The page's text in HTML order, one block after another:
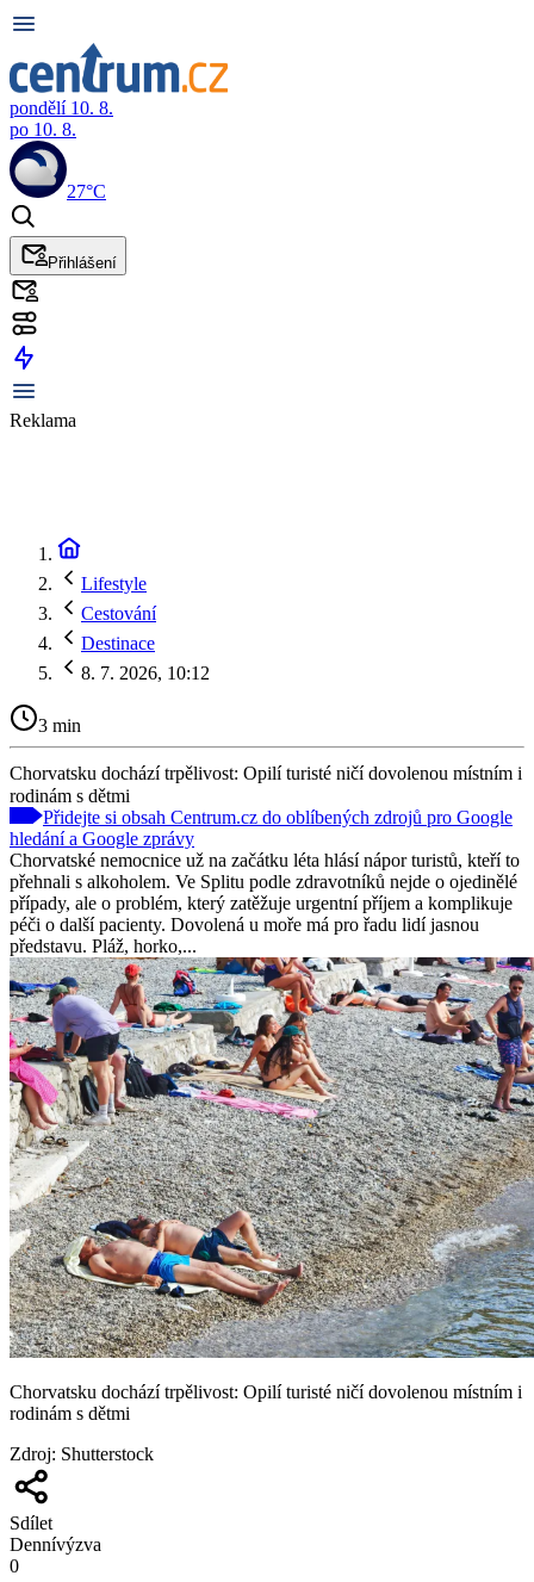
pondělí 10. 8.
po 10. 8.
27°C
Přihlášení
Reklama
Lifestyle
Cestování
Destinace
8. 7. 2026, 10:12
3 min
Chorvatsku dochází trpělivost: Opilí turisté ničí dovolenou místním i
rodinám s dětmi
Přidejte si obsah Centrum.cz do oblíbených zdrojů pro Google
hledání a Google zprávy
Chorvatské nemocnice už na začátku léta hlásí nápor turistů, kteří to
přehnali s alkoholem. Ve Splitu podle zdravotníků nejde o ojedinělé
případy, ale o problém, který zatěžuje urgentní příjem a komplikuje
péči o další pacienty. Dovolená u moře má pro řadu lidí jasnou
představu. Pláž, horko,...
Chorvatsku dochází trpělivost: Opilí turisté ničí dovolenou místním i
rodinám s dětmi
Zdroj: Shutterstock
Sdílet
Dennívýzva
0